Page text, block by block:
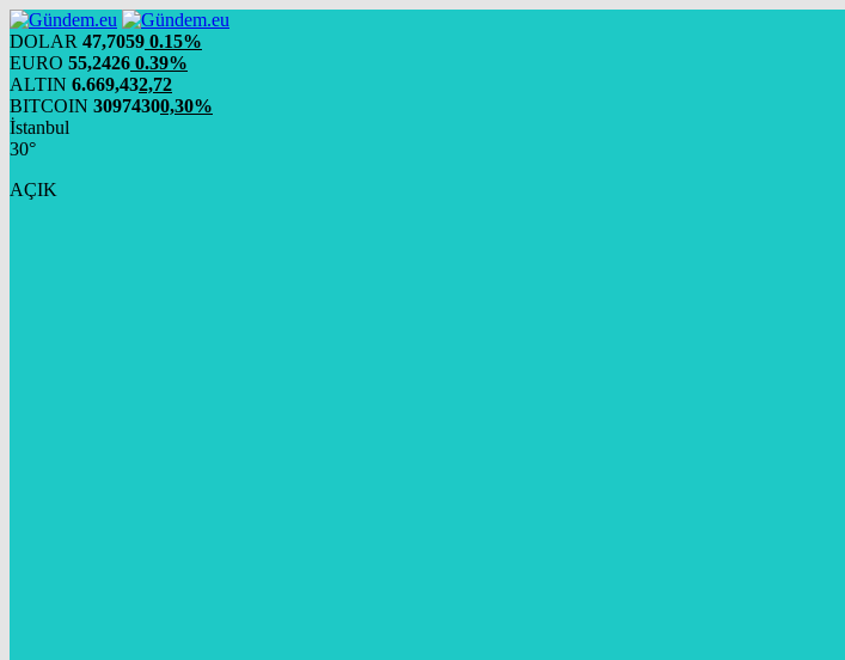
DOLAR 47,7059 0.15%
EURO 55,2426 0.39%
ALTIN 6.669,432,72
BITCOIN 30974300,30%
İstanbul
30°
AÇIK